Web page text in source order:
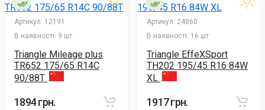
Артикул: 12191
В наявності: 9 шт
Triangle Mileage plus
TR652 175/65 R14C
90/88T
1894 грн.
Артикул: 24860
В наявності: 16 шт
Triangle EffeXSport
TH202 195/45 R16 84W
XL
1917 грн.